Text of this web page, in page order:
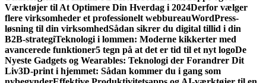
Værktøjer til At Optimere Din Hverdag i 2024Derfor vælger
flere virksomheder et professionelt webbureauWordPress-
løsning til din virksomhedSådan sikrer du digital tillid i din
B2B-strategiTeknologi i lommen: Moderne kikkerter med
avancerede funktioner5 tegn på at det er tid til et nyt logoDe
Nyeste Gadgets og Wearables: Teknologi der Forandrer Dit
Liv3D-print i hjemmet: Sådan kommer du i gang som